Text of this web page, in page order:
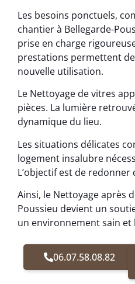
Les besoins ponctuels,
chantier à Bellegarde-
prise en charge
prestations permettent
nouvelle utilisation.
Le Nettoyage de vitres
pièces. La lumière
dynamique du lieu.
Les situations délicates
logement insalubre
L’objectif est de redonner
Ainsi, le Nettoyage après
Poussieu devient un
un environnement sain et
06.07.58.08.82